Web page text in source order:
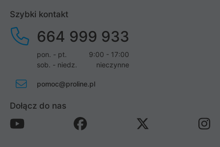
Szybki kontakt
664 999 933
pon. - pt.
9:00 - 17:00
sob. - niedz.
nieczynne
pomoc@proline.pl
Dołącz do nas